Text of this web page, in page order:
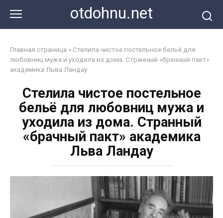
контенту
otdohnu.net
Главная страница » Стелила чистое постельное бельё для
любовниц мужа и уходила из дома. Странный «брачный пакт»
академика Льва Ландау
Стелила чистое постельное
бельё для любовниц мужа и
уходила из дома. Странный
«брачный пакт» академика
Льва Ландау